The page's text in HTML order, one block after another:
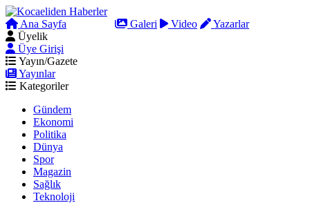
Ana Sayfa Galeri Video
Yazarlar
Üyelik
Üye Girişi
Yayın/Gazete
Yayınlar
Kategoriler
Gündem
Ekonomi
Politika
Dünya
Spor
Magazin
Sağlık
Teknoloji